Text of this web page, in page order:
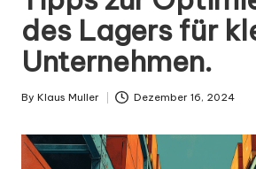
des Lagers für
Unternehmen.
Posted
By Klaus Muller Dezember 16, 2024